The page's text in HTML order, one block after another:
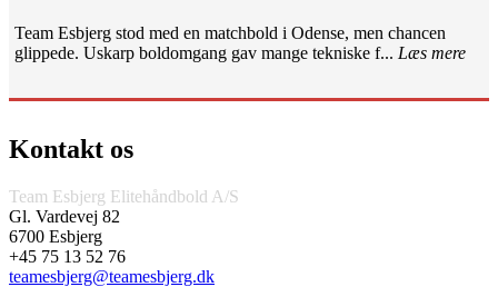
Team Esbjerg stod med en matchbold i Odense, men chancen
glippede. Uskarp boldomgang gav mange tekniske f... Læs mere
Kontakt os
Team Esbjerg Elitehåndbold A/S
Gl. Vardevej 82
6700 Esbjerg
+45 75 13 52 76
teamesbjerg@teamesbjerg.dk